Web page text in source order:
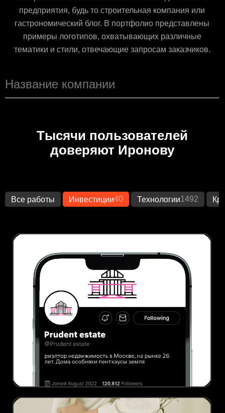
предприятия, будь то строительная компания или
гастрономический блог. В портфолио представлены
примеры логотипов, охватывающих различные
тематики и стили, отвечающие запросам заказчиков.
Тысячи пользователей
доверяют Иронову
Все работы Инвестиции40 Технологии1492